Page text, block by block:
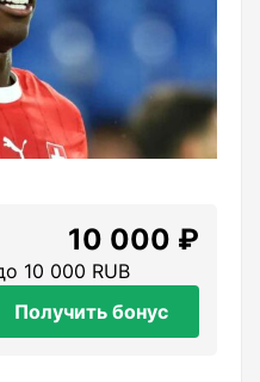
10 000 ₽
10 000 RUB
Получить бонус